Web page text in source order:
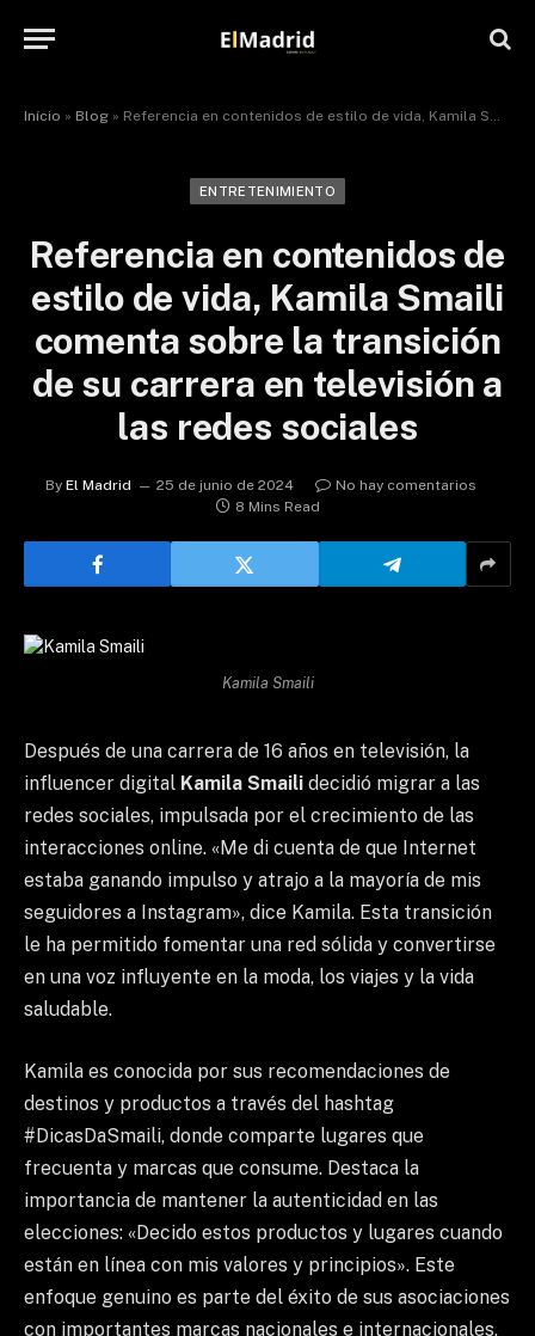
Início » Blog » Referencia en contenidos de estilo de vida, Kamila Smaili comenta sobre la transición de su carrera en televisión a las redes sociales
ENTRETENIMIENTO
Referencia en contenidos de
estilo de vida, Kamila Smaili
comenta sobre la transición
de su carrera en televisión a
las redes sociales
By El Madrid 25 de junio de 2024
No hay comentarios
8 Mins Read
Kamila Smaili
Después de una carrera de 16 años en televisión, la
influencer digital Kamila Smaili decidió migrar a las
redes sociales, impulsada por el crecimiento de las
interacciones online. «Me di cuenta de que Internet
estaba ganando impulso y atrajo a la mayoría de mis
seguidores a Instagram», dice Kamila. Esta transición
le ha permitido fomentar una red sólida y convertirse
en una voz influyente en la moda, los viajes y la vida
saludable.
Kamila es conocida por sus recomendaciones de
destinos y productos a través del hashtag
#DicasDaSmaili, donde comparte lugares que
frecuenta y marcas que consume. Destaca la
importancia de mantener la autenticidad en las
elecciones: «Decido estos productos y lugares cuando
están en línea con mis valores y principios». Este
enfoque genuino es parte del éxito de sus asociaciones
con importantes marcas nacionales e internacionales,